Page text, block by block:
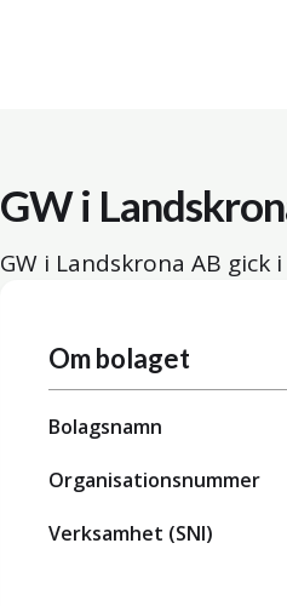
GW i
GW i Landskrona AB gick
Om bolaget
Bolagsnamn
Organisationsnummer
Verksamhet (SNI)